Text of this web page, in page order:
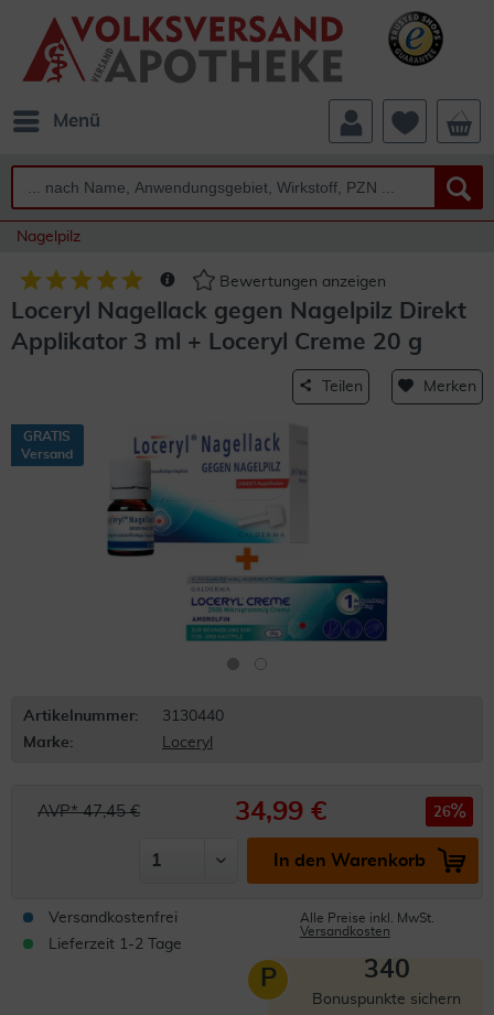
Menü
Nagelpilz
Bewertungen anzeigen
Loceryl Nagellack gegen Nagelpilz Direkt
Applikator 3 ml + Loceryl Creme 20 g
Teilen Merken
GRATIS
Versand
Artikelnummer:
3130440
Marke:
Loceryl
AVP* 47,45 € 34,99 € 26
In den Warenkorb
Versandkostenfrei
Lieferzeit 1-2 Tage
Alle Preise inkl. MwSt.
Versandkosten
P 340
Bonuspunkte sichern